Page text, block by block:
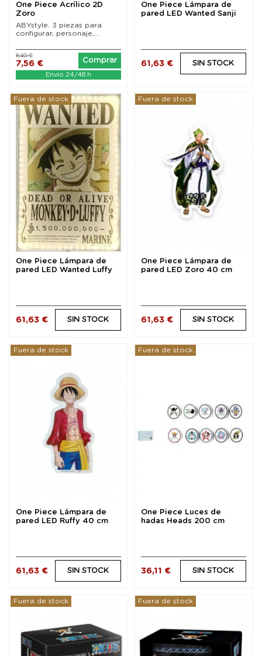
One Piece Acrílico 2D
Zoro
ABYstyle. 3 piezas para
configurar, personaje,...
7,56 €
8,40 €
Comprar
Envío 24/48 h
One Piece Lámpara de
pared LED Wanted Sanji
61,63 € SIN STOCK
Fuera de stock
One Piece Lámpara de
pared LED Wanted Luffy
61,63 € SIN STOCK
Fuera de stock
One Piece Lámpara de
pared LED Zoro 40 cm
61,63 € SIN STOCK
Fuera de stock
One Piece Lámpara de
pared LED Ruffy 40 cm
61,63 € SIN STOCK
Fuera de stock
One Piece Luces de
hadas Heads 200 cm
36,11 € SIN STOCK
Fuera de stock Fuera de stock